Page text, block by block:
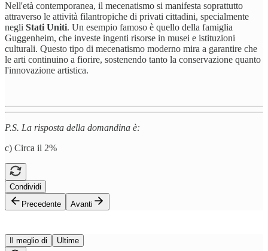
Nell'età contemporanea, il mecenatismo si manifesta soprattutto
attraverso le attività filantropiche di privati cittadini, specialmente
negli Stati Uniti. Un esempio famoso è quello della famiglia
Guggenheim, che investe ingenti risorse in musei e istituzioni
culturali. Questo tipo di mecenatismo moderno mira a garantire che
le arti continuino a fiorire, sostenendo tanto la conservazione quanto
l'innovazione artistica.
P.S. La risposta della domandina è:
c) Circa il 2%
Condividi
Precedente
Avanti
Il meglio di Ultime